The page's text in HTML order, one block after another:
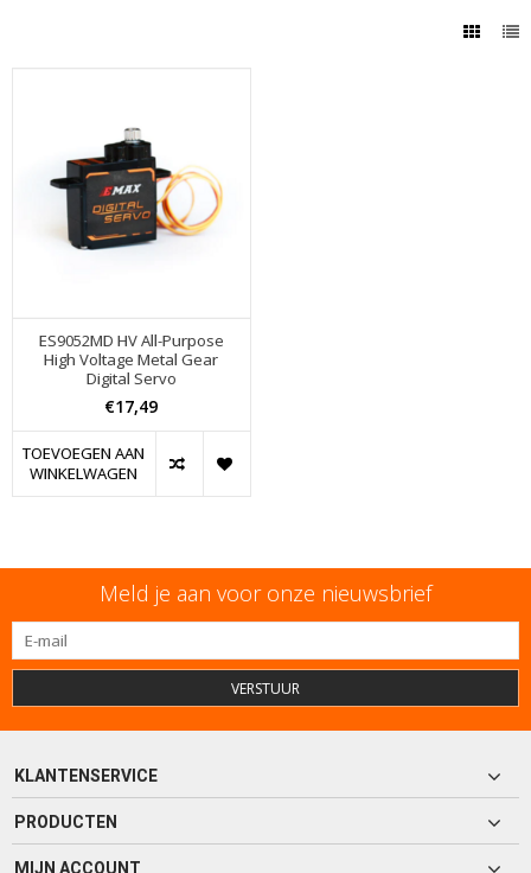
ES9052MD HV All-Purpose
High Voltage Metal Gear
Digital Servo
€17,49
TOEVOEGEN AAN
WINKELWAGEN
Meld je aan voor onze nieuwsbrief
VERSTUUR
KLANTENSERVICE
PRODUCTEN
MIJN ACCOUNT